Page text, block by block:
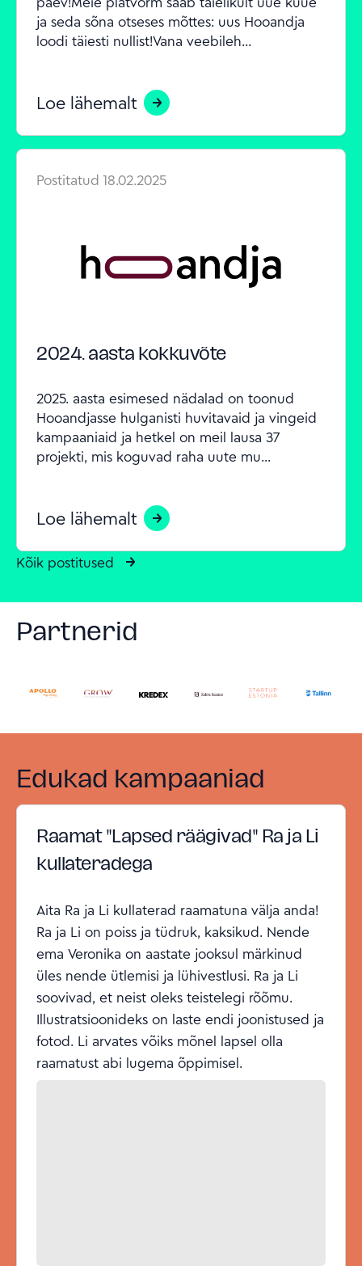
ja seda sõna otseses mõttes: uus Hooandja
loodi täiesti nullist!Vana veebileh...
Loe lähemalt
Postitatud 18.02.2025
2024. aasta kokkuvõte
2025. aasta esimesed nädalad on toonud
Hooandjasse hulganisti huvitavaid ja vingeid
kampaaniaid ja hetkel on meil lausa 37
projekti, mis koguvad raha uute mu...
Loe lähemalt
Kõik postitused
Partnerid
Edukad kampaaniad
Raamat "Lapsed räägivad" Ra ja Li
kullateradega
Aita Ra ja Li kullaterad raamatuna välja anda!
Ra ja Li on poiss ja tüdruk, kaksikud. Nende
ema Veronika on aastate jooksul märkinud
üles nende ütlemisi ja lühivestlusi. Ra ja Li
soovivad, et neist oleks teistelegi rõõmu.
Illustratsioonideks on laste endi joonistused ja
fotod. Li arvates võiks mõnel lapsel olla
raamatust abi lugema õppimisel.